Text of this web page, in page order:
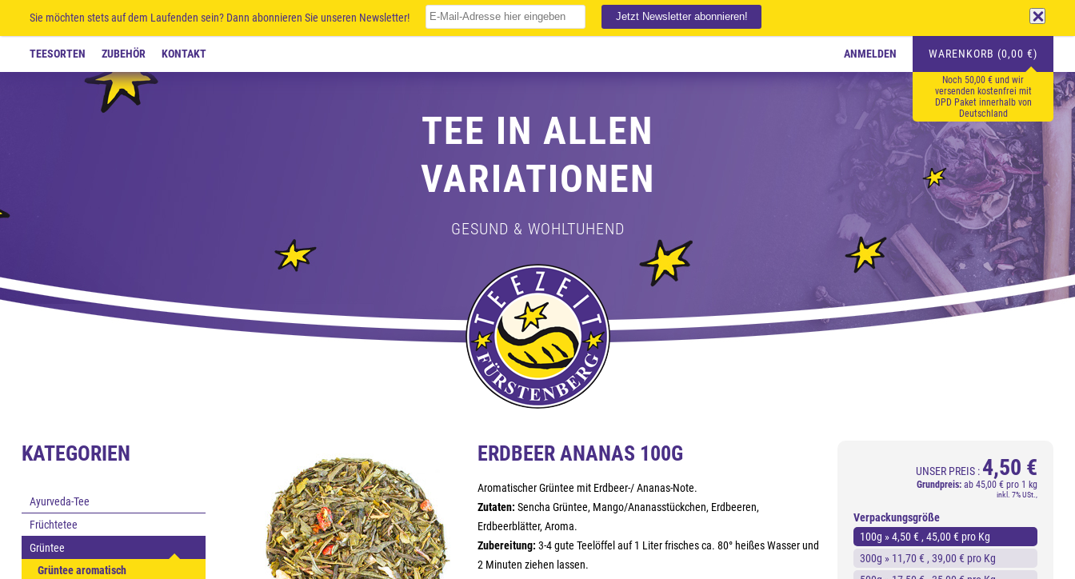
Sie möchten stets auf dem Laufenden sein? Dann abonnieren Sie unseren Newsletter!
TEESORTEN ZUBEHÖR KONTAKT ANMELDEN WARENKORB (0,00 €)
Noch 50,00 € und wir
versenden kostenfrei mit
DPD Paket innerhalb von
Deutschland
TEE IN ALLEN
VARIATIONEN
GESUND & WOHLTUHEND
KATEGORIEN
Ayurveda-Tee
Früchtetee
Grüntee
Grüntee aromatisch
ERDBEER ANANAS 100G
Aromatischer Grüntee mit Erdbeer-/ Ananas-Note.
Zutaten: Sencha Grüntee, Mango/Ananasstückchen, Erdbeeren,
Erdbeerblätter, Aroma.
Zubereitung: 3-4 gute Teelöffel auf 1 Liter frisches ca. 80° heißes Wasser und
2 Minuten ziehen lassen.
UNSER PREIS : 4,50 €
Grundpreis: ab 45,00 € pro 1 kg
inkl. 7% USt.,
Verpackungsgröße
100g »4,50 € , 45,00 € pro Kg
300g » 11,70 € , 39,00 € pro Kg